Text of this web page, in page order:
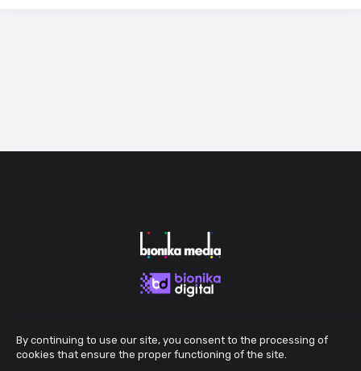
By continuing to use our site, you consent to the processing of
cookies that ensure the proper functioning of the site.